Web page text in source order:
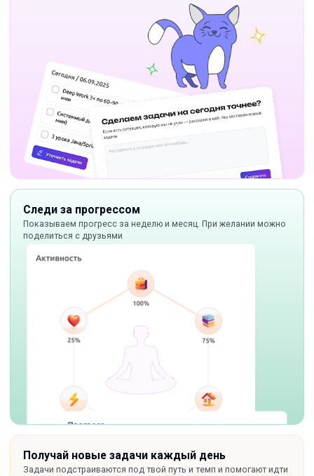
Следи за прогрессом
Показываем прогресс за неделю и месяц. При желании можно
поделиться с друзьями
Получай новые задачи каждый день
Задачи подстраиваются под твой путь и темп и помогают идти